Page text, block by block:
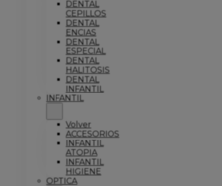
DENTAL
CEPILLOS
DENTAL
ENCIAS
DENTAL
ESPECIAL
DENTAL
HALITOSIS
DENTAL
INFANTIL
INFANTIL
Volver
ACCESORIOS
INFANTIL
ATOPIA
INFANTIL
HIGIENE
OPTICA